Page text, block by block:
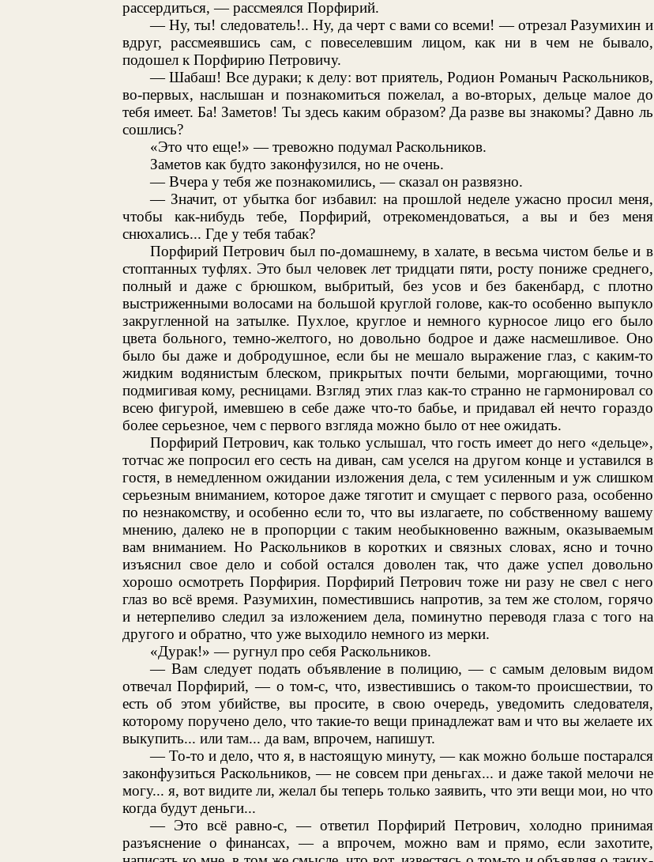
рассердиться, — рассмеялся Порфирий.
— Ну, ты! следователь!.. Ну, да черт с вами со всеми! — отрезал Разумихин и
вдруг, рассмеявшись сам, с повеселевшим лицом, как ни в чем не бывало,
подошел к Порфирию Петровичу.
— Шабаш! Все дураки; к делу: вот приятель, Родион Романыч Раскольников,
во-первых, наслышан и познакомиться пожелал, а во-вторых, дельце малое до
тебя имеет. Ба! Заметов! Ты здесь каким образом? Да разве вы знакомы? Давно ль
сошлись?
«Это что еще!» — тревожно подумал Раскольников.
Заметов как будто законфузился, но не очень.
— Вчера у тебя же познакомились, — сказал он развязно.
— Значит, от убытка бог избавил: на прошлой неделе ужасно просил меня,
чтобы как-нибудь тебе, Порфирий, отрекомендоваться, а вы и без меня
снюхались... Где у тебя табак?
Порфирий Петрович был по-домашнему, в халате, в весьма чистом белье и в
стоптанных туфлях. Это был человек лет тридцати пяти, росту пониже среднего,
полный и даже с брюшком, выбритый, без усов и без бакенбард, с плотно
выстриженными волосами на большой круглой голове, как-то особенно выпукло
закругленной на затылке. Пухлое, круглое и немного курносое лицо его было
цвета больного, темно-желтого, но довольно бодрое и даже насмешливое. Оно
было бы даже и добродушное, если бы не мешало выражение глаз, с каким-то
жидким водянистым блеском, прикрытых почти белыми, моргающими, точно
подмигивая кому, ресницами. Взгляд этих глаз как-то странно не гармонировал со
всею фигурой, имевшею в себе даже что-то бабье, и придавал ей нечто гораздо
более серьезное, чем с первого взгляда можно было от нее ожидать.
Порфирий Петрович, как только услышал, что гость имеет до него «дельце»,
тотчас же попросил его сесть на диван, сам уселся на другом конце и уставился в
гостя, в немедленном ожидании изложения дела, с тем усиленным и уж слишком
серьезным вниманием, которое даже тяготит и смущает с первого раза, особенно
по незнакомству, и особенно если то, что вы излагаете, по собственному вашему
мнению, далеко не в пропорции с таким необыкновенно важным, оказываемым
вам вниманием. Но Раскольников в коротких и связных словах, ясно и точно
изъяснил свое дело и собой остался доволен так, что даже успел довольно
хорошо осмотреть Порфирия. Порфирий Петрович тоже ни разу не свел с него
глаз во всё время. Разумихин, поместившись напротив, за тем же столом, горячо
и нетерпеливо следил за изложением дела, поминутно переводя глаза с того на
другого и обратно, что уже выходило немного из мерки.
«Дурак!» — ругнул про себя Раскольников.
— Вам следует подать объявление в полицию, — с самым деловым видом
отвечал Порфирий, — о том-с, что, известившись о таком-то происшествии, то
есть об этом убийстве, вы просите, в свою очередь, уведомить следователя,
которому поручено дело, что такие-то вещи принадлежат вам и что вы желаете их
выкупить... или там... да вам, впрочем, напишут.
— То-то и дело, что я, в настоящую минуту, — как можно больше постарался
законфузиться Раскольников, — не совсем при деньгах... и даже такой мелочи не
могу... я, вот видите ли, желал бы теперь только заявить, что эти вещи мои, но что
когда будут деньги...
— Это всё равно-с, — ответил Порфирий Петрович, холодно принимая
разъяснение о финансах, — а впрочем, можно вам и прямо, если захотите,